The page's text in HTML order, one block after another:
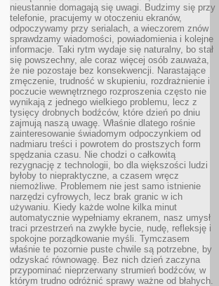
nieustannie domagają się uwagi. Budzimy się przy
telefonie, pracujemy w otoczeniu ekranów,
odpoczywamy przy serialach, a wieczorem znów
sprawdzamy wiadomości, powiadomienia i kolejne
informacje. Taki rytm wydaje się naturalny, bo stał
się powszechny, ale coraz więcej osób zauważa,
że nie pozostaje bez konsekwencji. Narastające
zmęczenie, trudność w skupieniu, rozdrażnienie i
poczucie wewnętrznego rozproszenia często nie
wynikają z jednego wielkiego problemu, lecz z
tysięcy drobnych bodźców, które dzień po dniu
zajmują naszą uwagę. Właśnie dlatego rośnie
zainteresowanie świadomym odpoczynkiem od
nadmiaru treści i powrotem do prostszych form
spędzania czasu. Nie chodzi o całkowitą
rezygnację z technologii, bo dla większości ludzi
byłoby to niepraktyczne, a czasem wręcz
niemożliwe. Problemem nie jest samo istnienie
narzędzi cyfrowych, lecz brak granic w ich
używaniu. Kiedy każde wolne kilka minut
automatycznie wypełniamy ekranem, nasz umysł
traci przestrzeń na zwykłe bycie, nudę, refleksję i
spokojne porządkowanie myśli. Tymczasem
właśnie te pozornie puste chwile są potrzebne, by
odzyskać równowagę. Bez nich dzień zaczyna
przypominać nieprzerwany strumień bodźców, w
którym trudno odróżnić sprawy ważne od błahych.